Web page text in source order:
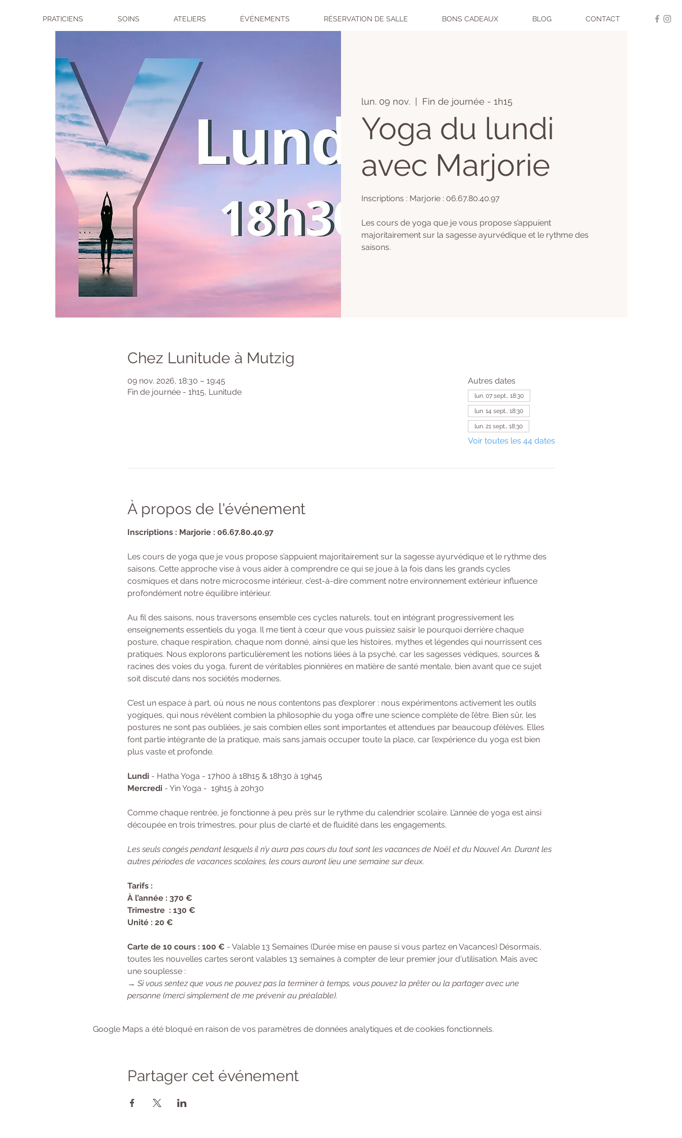
PRATICIENS SOINS ATELIERS ÉVÉNEMENTS RÉSERVATION DE SALLE BONS CADEAUX BLOG CONTACT
lun. 09 nov.
  |
Fin de journée - 1h15
Yoga du lundi
avec Marjorie
Inscriptions : Marjorie : 06.67.80.40.97
Les cours de yoga que je vous propose s’appuient
majoritairement sur la sagesse ayurvédique et le rythme des
saisons.
Chez Lunitude à Mutzig
09 nov. 2026, 18:30 – 19:45
Fin de journée - 1h15, Lunitude
Autres dates
lun. 07 sept., 18:30
lun. 14 sept., 18:30
lun. 21 sept., 18:30
Voir toutes les 44 dates
À propos de l'événement
Inscriptions : Marjorie : 06.67.80.40.97
Les cours de yoga que je vous propose s’appuient majoritairement sur la sagesse ayurvédique et le rythme des
saisons. Cette approche vise à vous aider à comprendre ce qui se joue à la fois dans les grands cycles
cosmiques et dans notre microcosme intérieur, c’est-à-dire comment notre environnement extérieur influence
profondément notre équilibre intérieur.
Au fil des saisons, nous traversons ensemble ces cycles naturels, tout en intégrant progressivement les
enseignements essentiels du yoga. Il me tient à cœur que vous puissiez saisir le pourquoi derrière chaque
posture, chaque respiration, chaque nom donné, ainsi que les histoires, mythes et légendes qui nourrissent ces
pratiques. Nous explorons particulièrement les notions liées à la psyché, car les sagesses védiques, sources &
racines des voies du yoga, furent de véritables pionnières en matière de santé mentale, bien avant que ce sujet
soit discuté dans nos sociétés modernes.
C’est un espace à part, où nous ne nous contentons pas d’explorer : nous expérimentons activement les outils
yogiques, qui nous révèlent combien la philosophie du yoga offre une science complète de l’être. Bien sûr, les
postures ne sont pas oubliées, je sais combien elles sont importantes et attendues par beaucoup d’élèves. Elles
font partie intégrante de la pratique, mais sans jamais occuper toute la place, car l’expérience du yoga est bien
plus vaste et profonde.
Lundi - Hatha Yoga - 17h00 à 18h15 & 18h30 à 19h45
Mercredi - Yin Yoga -  19h15 à 20h30
Comme chaque rentrée, je fonctionne à peu près sur le rythme du calendrier scolaire. L’année de yoga est ainsi
découpée en trois trimestres, pour plus de clarté et de fluidité dans les engagements.
Les seuls congés pendant lesquels il n’y aura pas cours du tout sont les vacances de Noël et du Nouvel An. Durant les
autres périodes de vacances scolaires, les cours auront lieu une semaine sur deux.
Tarifs :
À l’année : 370 €
Trimestre  : 130 €
Unité : 20 €
Carte de 10 cours : 100 € - Valable 13 Semaines (Durée mise en pause si vous partez en Vacances) Désormais,
toutes les nouvelles cartes seront valables 13 semaines à compter de leur premier jour d'utilisation. Mais avec
une souplesse :
→ Si vous sentez que vous ne pouvez pas la terminer à temps, vous pouvez la prêter ou la partager avec une
personne (merci simplement de me prévenir au préalable).
Google Maps a été bloqué en raison de vos paramètres de données analytiques et de cookies fonctionnels.
Partager cet événement